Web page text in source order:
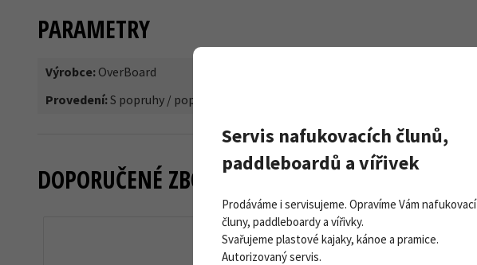
PARAMETRY
Výrobce: OverBoard
Provedení:S popruhy / popruhem
DOPORUČENÉ ZBOŽÍ
Servis nafukovacích člunů,
paddleboardů a vířivek
Prodáváme i servisujeme. Opravíme Vám nafukovací
čluny, paddleboardy a vířivky.
Svařujeme plastové kajaky, kánoe a pramice.
Autorizovaný servis.